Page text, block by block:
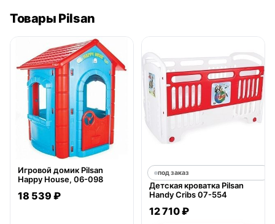
Товары Pilsan
● в наличии
Игровой домик Pilsan
Happy House, 06-098
18 539 ₽
под заказ
Детская кроватка Pilsan
Handy Cribs 07-554
12 710 ₽